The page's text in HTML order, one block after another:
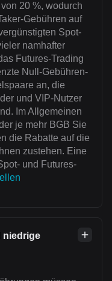
20 %, wodurch
Gebühren auf
Spot-
namhafter
Futures-Trading
Null-Gebühren-
an, die
und VIP-Nutzer
Im Allgemeinen
je mehr BGB Sie
die Rabatte auf die
zustehen. Eine
und Futures-
niedrige